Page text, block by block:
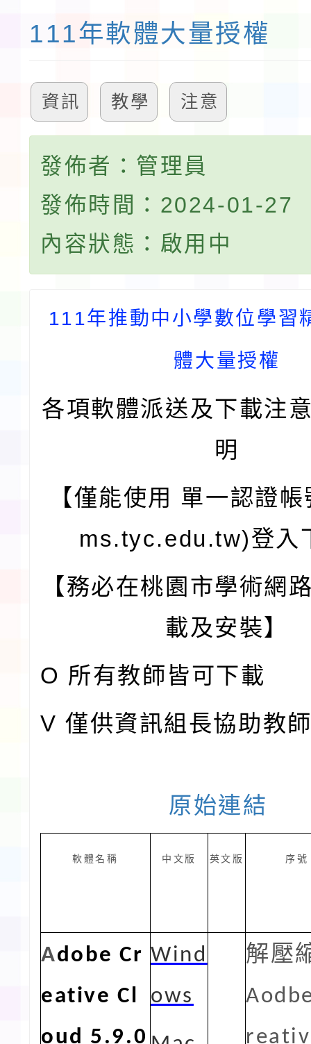
111年軟體大量授權
資訊 教學 注意
發佈者：管理員
發佈時間：2024-01-27
內容狀態：啟用中
111年推動中小學數位學習
體大量授權
各項軟體派送及下載注
明
【僅能使用 單一認證
ms.tyc.edu.tw)登入
【務必在桃園市學術網
載及安裝】
O 所有教師皆可下載
V 僅供資訊組長協助
原始連結
軟體名稱 中文版 英文版 序號
Adobe Cr
eative Cl
oud 5.9.0
Wind
ows
解壓